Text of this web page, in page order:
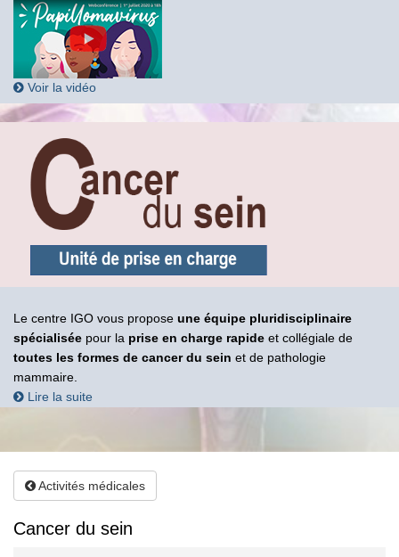
Voir la vidéo
Le centre IGO vous propose une équipe pluridisciplinaire
spécialisée pour la prise en charge rapide et collégiale de
toutes les formes de cancer du sein et de pathologie
mammaire.
Lire la suite
Activités médicales
Cancer du sein